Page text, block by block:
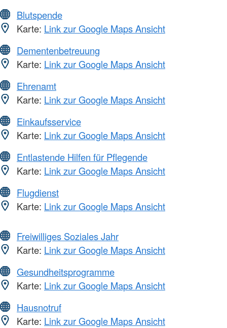
Blutspende
Karte: Link zur Google Maps Ansicht
Dementenbetreuung
Karte: Link zur Google Maps Ansicht
Ehrenamt
Karte: Link zur Google Maps Ansicht
Einkaufsservice
Karte: Link zur Google Maps Ansicht
Entlastende Hilfen für Pflegende
Karte: Link zur Google Maps Ansicht
Flugdienst
Karte: Link zur Google Maps Ansicht
Freiwilliges Soziales Jahr
Karte: Link zur Google Maps Ansicht
Gesundheitsprogramme
Karte: Link zur Google Maps Ansicht
Hausnotruf
Karte: Link zur Google Maps Ansicht